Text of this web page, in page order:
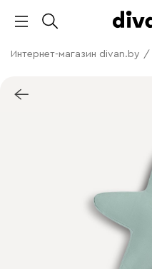
Интернет-магазин divan.by /